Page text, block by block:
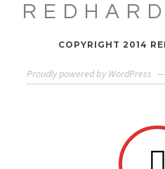
COPYRIGHT 2014
Proudly powered by WordPress —